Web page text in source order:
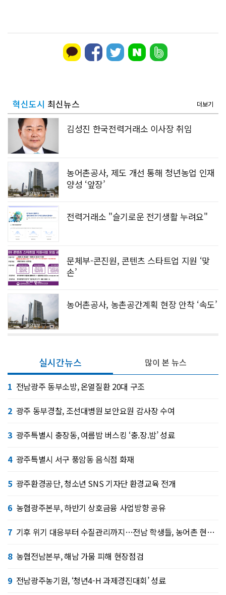
혁신도시 최신뉴스 더보기
김성진 한국전력거래소 이사장 취임
농어촌공사, 제도 개선 통해 청년농업 인재
양성 ‘앞장’
전력거래소 "슬기로운 전기생활 누려요"
문체부-콘진원, 콘텐츠 스타트업 지원 ‘맞
손’
농어촌공사, 농촌공간계획 현장 안착 ‘속도’
실시간뉴스
1 전남광주 동부소방, 온열질환 20대 구조
2 광주 동부경찰, 조선대병원 보안요원 감사장 수여
3 광주특별시 충장동, 여름밤 버스킹 ‘충.장.밤’ 성료
4 광주특별시 서구 풍암동 음식점 화재
5 광주환경공단, 청소년 SNS 기자단 환경교육 전개
6 농협광주본부, 하반기 상호금융 사업방향 공유
7 기후 위기 대응부터 수질관리까지…전남 학생들, 농어촌 현장서 배운다
8 농협전남본부, 해남 가뭄 피해 현장점검
9 전남광주농기원, ‘청년4-H 과제경진대회’ 성료
많이 본 뉴스